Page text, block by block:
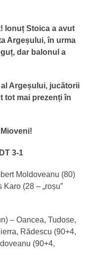
Ionuț Stoica a avut
Argeșului, în urma
dar balonul a
Argeșului, jucătorii
tot mai prezenți în
3-1
Moldoveanu (80)
Karo (28 – „roșu”
– Oancea, Tudose,
Rădescu (90+4,
(90+4,